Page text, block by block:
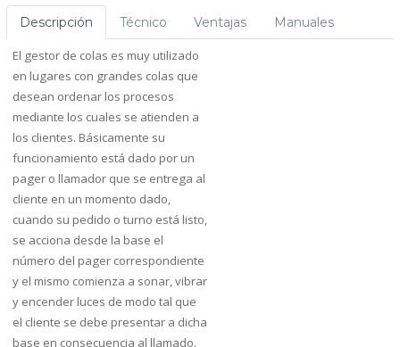
Descripción Técnico Ventajas Manuales
El gestor de colas es muy utilizado
en lugares con grandes colas que
desean ordenar los procesos
mediante los cuales se atienden a
los clientes. Básicamente su
funcionamiento está dado por un
pager o llamador que se entrega al
cliente en un momento dado,
cuando su pedido o turno está listo,
se acciona desde la base el
número del pager correspondiente
y el mismo comienza a sonar, vibrar
y encender luces de modo tal que
el cliente se debe presentar a dicha
base en consecuencia al llamado.